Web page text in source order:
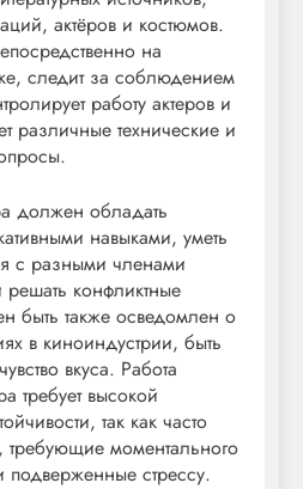
актёров и костюмов.
на
следит за соблюдением
работу актеров и
различные технические и
должен обладать
навыками, уметь
с разными членами
конфликтные
быть также осведомлен о
в киноиндустрии, быть
вкуса. Работа
требует высокой
так как часто
требующие моментального
стрессу.